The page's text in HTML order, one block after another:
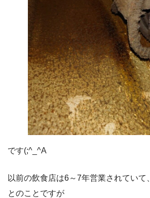
です(;^_^A
以前の飲食店は6～7年営業されていて
とのことですが